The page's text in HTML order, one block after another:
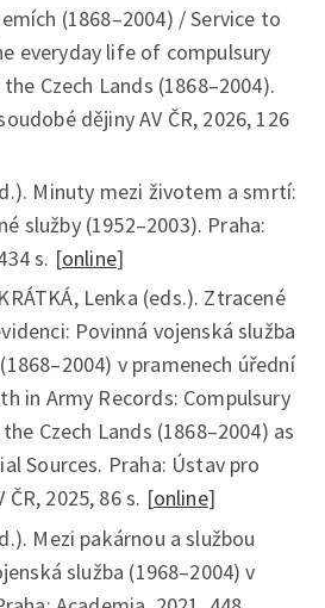
(1868–2004) / Service to
everyday life of compulsury
Czech Lands (1868–2004).
dějiny AV ČR, 2026, 126
Minuty mezi životem a smrtí:
služby (1952–2003). Praha:
s. [online]
Lenka (eds.). Ztracené
Povinná vojenská služba
v pramenech úřední
in Army Records: Compulsury
Czech Lands (1868–2004) as
Sources. Praha: Ústav pro
2025, 86 s. [online]
Mezi pakárnou a službou
služba (1968–2004) v